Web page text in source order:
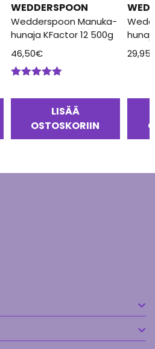
WEDDERSPOON
Wedderspoon Manuka-
hunaja KFactor 12 500g
46,50€
LISÄÄ
OSTOSKORIIN
29,95